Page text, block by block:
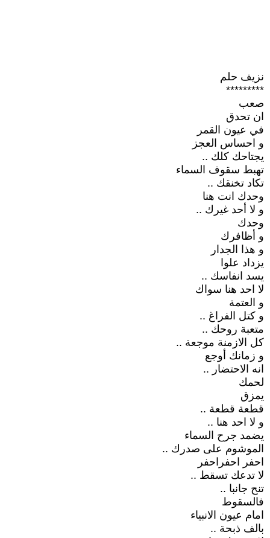
نزيف حلم
*********
صعب
ان تحدق
في عيون القمر
و احساس العجز
يجتاحك كلك ..
تهبط سقوف السماء
تكاد تخنقك ..
وحدك انت هنا
و لا أحد غيرك ..
وحدك
و أظافرك
و هذا الجدار
يزداد علوا
يسد انفاسك ..
لا احد هنا سواك
و العتمة
و كتل الفراغ ..
متعبة روحك ..
كل الازمنة موجعة ..
و زمانك أوجع
انه الاحتضار ..
لحمك
يمزق
قطعة قطعة ..
و لا احد هنا ..
يضمد جرح السماء
الموشوم على صدرك ..
احفر احفراحفر
لا تدعك تسقط ..
تنح جانبا ..
فالسقوط
امام عيون الانبياء
بالف ذبحة ..